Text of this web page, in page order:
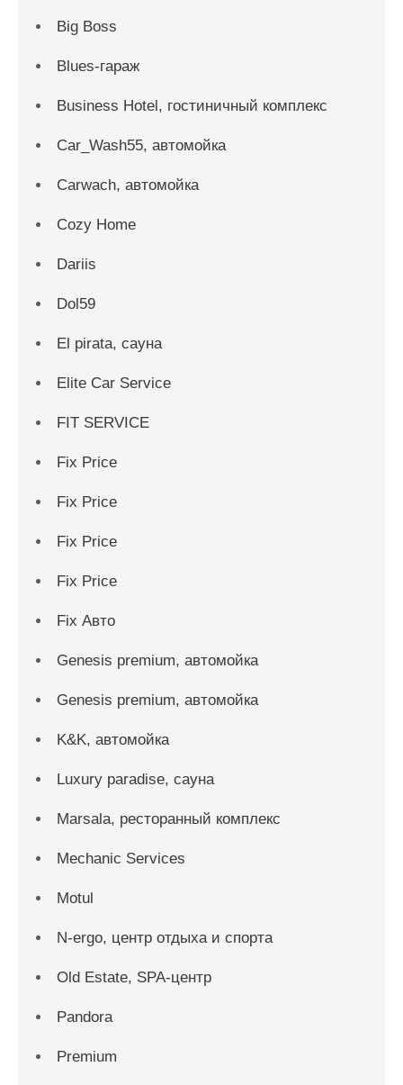
Big Boss
Blues-гараж
Business Hotel, гостиничный комплекс
Car_Wash55, автомойка
Carwach, автомойка
Cozy Home
Dariis
Dol59
El pirata, сауна
Elite Car Service
FIT SERVICE
Fix Price
Fix Price
Fix Price
Fix Price
Fix Авто
Genesis premium, автомойка
Genesis premium, автомойка
K&K, автомойка
Luxury paradise, сауна
Marsala, ресторанный комплекс
Mechanic Services
Motul
N-ergo, центр отдыха и спорта
Old Estate, SPA-центр
Pandora
Premium